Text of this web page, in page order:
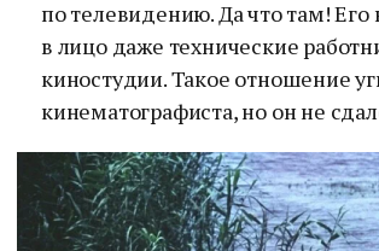
по телевидению. Да что там! Его
в лицо даже технические
киностудии. Такое отношение
кинематографиста, но он не